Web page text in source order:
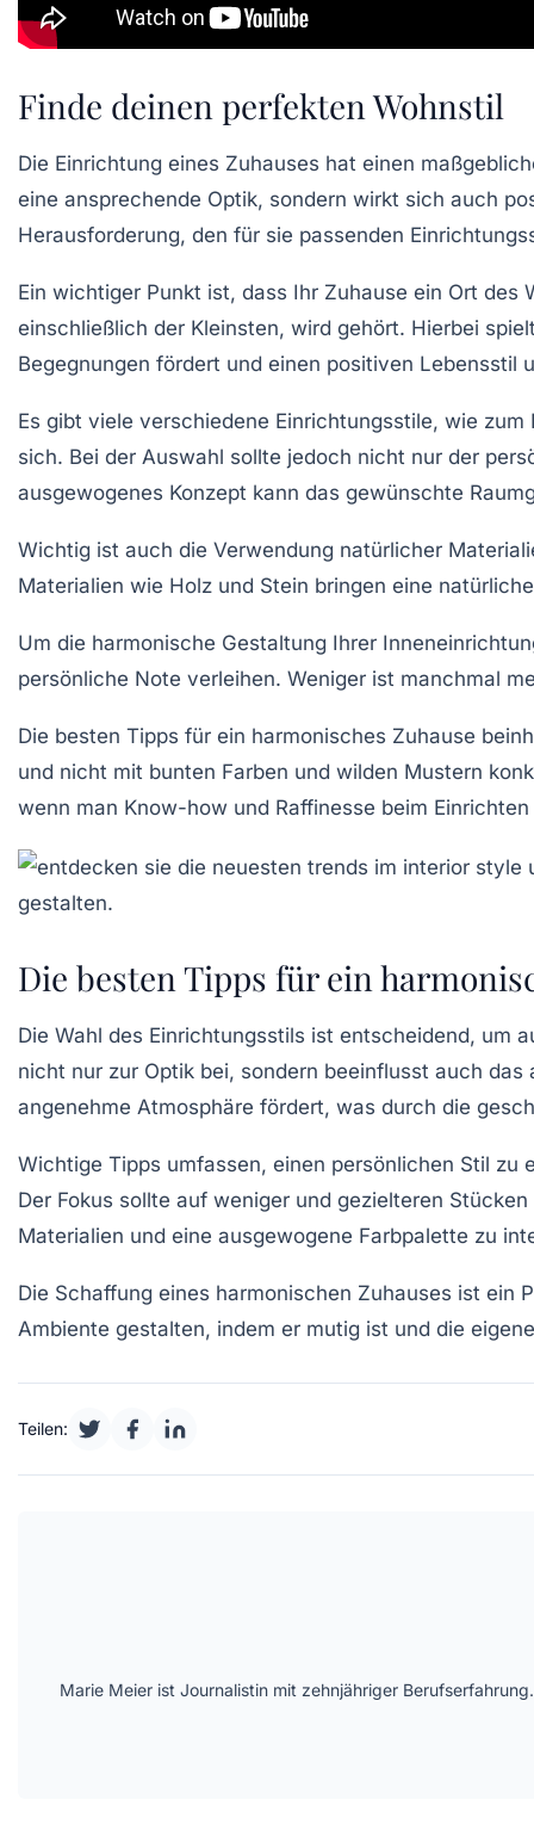
Finde deinen perfekten Wohnstil
Die Einrichtung eines Zuhauses hat einen
eine ansprechende Optik, sondern wirkt sich auch
Herausforderung, den für sie passenden
Ein wichtiger Punkt ist, dass Ihr Zuhause ein Ort des
einschließlich der Kleinsten, wird gehört. Hierbei
Begegnungen fördert und einen positiven Lebensstil
Es gibt viele verschiedene Einrichtungsstile, wie zum
sich. Bei der Auswahl sollte jedoch nicht nur der
ausgewogenes Konzept kann das gewünschte
Wichtig ist auch die Verwendung natürlicher
Materialien wie Holz und Stein bringen eine
Um die harmonische Gestaltung Ihrer
persönliche Note verleihen. Weniger ist manchmal
Die besten Tipps für ein harmonisches Zuhause
und nicht mit bunten Farben und wilden Mustern
wenn man Know-how und Raffinesse beim
Die besten Tipps für ein
Die Wahl des Einrichtungsstils ist entscheidend, um
nicht nur zur Optik bei, sondern beeinflusst auch das
angenehme Atmosphäre fördert, was durch die
Wichtige Tipps umfassen, einen persönlichen Stil zu
Der Fokus sollte auf weniger und gezielteren
Materialien und eine ausgewogene Farbpalette zu
Die Schaffung eines harmonischen Zuhauses ist ein
Ambiente gestalten, indem er mutig ist und die
Teilen:
Marie Meier ist Journalistin mit zehnjähriger